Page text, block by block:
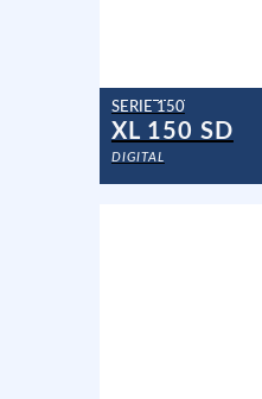
SERIE 150
XL 150 SD
DIGITAL